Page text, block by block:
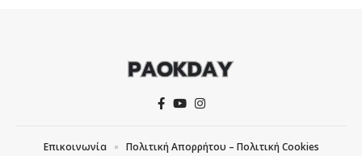
Επικοινωνία Πολιτική Απορρήτου – Πολιτική Cookies